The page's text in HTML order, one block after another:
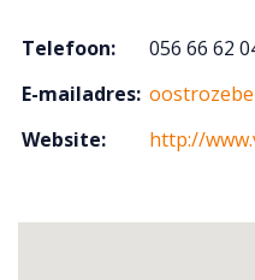
Telefoon:
056 66 62
E-mailadres:
Website:
http://